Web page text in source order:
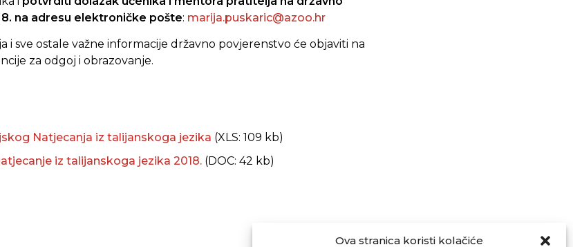
Ova stranica koristi kolačiće
na adresu elektroničke pošte: marija.puskaric@azoo.hr
i sve ostale važne informacije državno povjerenstvo će objaviti na
za odgoj i obrazovanje.
Natjecanja iz talijanskoga jezika (XLS: 109 kb)
iz talijanskoga jezika 2018. (DOC: 42 kb)